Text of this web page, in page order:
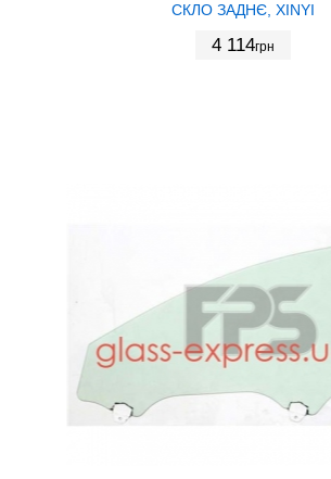
СКЛО ЗАДНЄ, XINYI
4 114грн